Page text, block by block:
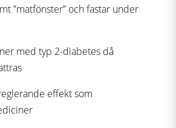
”matfönster” och fastar under
med typ 2-diabetes då
effekt som